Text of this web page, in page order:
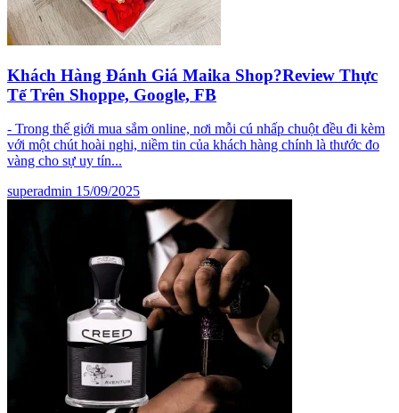
Khách Hàng Đánh Giá Maika Shop?Review Thực
Tế Trên Shoppe, Google, FB
- Trong thế giới mua sắm online, nơi mỗi cú nhấp chuột đều đi kèm
với một chút hoài nghi, niềm tin của khách hàng chính là thước đo
vàng cho sự uy tín...
superadmin 15/09/2025